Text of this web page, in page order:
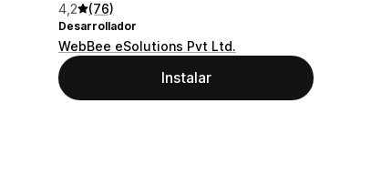
4,2 (76)
Desarrollador
WebBee eSolutions Pvt Ltd.
Instalar